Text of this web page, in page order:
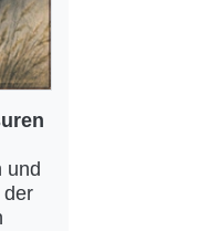
und
der